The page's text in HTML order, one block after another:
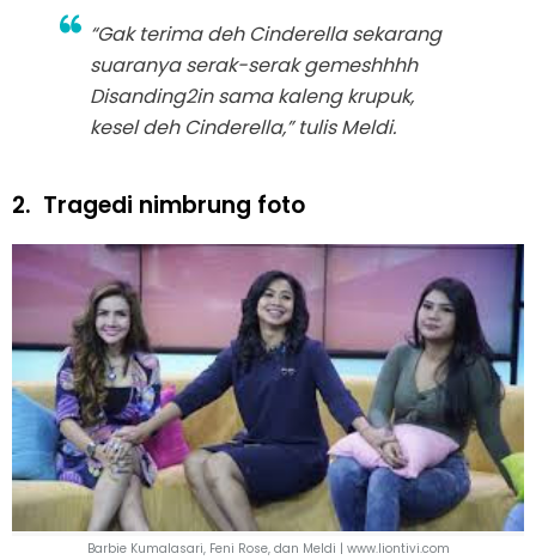
“Gak terima deh Cinderella sekarang
suaranya serak-serak gemeshhhh
Disanding2in sama kaleng krupuk,
kesel deh Cinderella,” tulis Meldi.
2. Tragedi nimbrung foto
Barbie Kumalasari, Feni Rose, dan Meldi | www.liontivi.com